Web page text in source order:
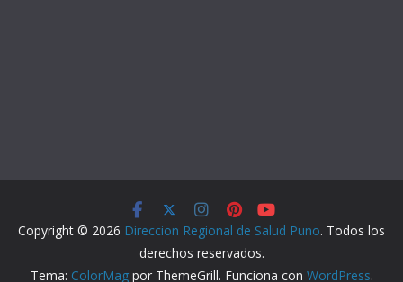
Copyright © 2026 Direccion Regional de Salud Puno. Todos los
derechos reservados.
Tema: ColorMagpor ThemeGrill. Funciona con WordPress.